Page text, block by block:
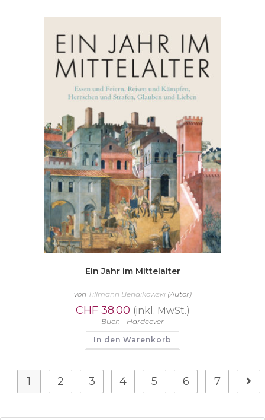
Ein Jahr im Mittelalter
von Tillmann Bendikowski(Autor)
CHF38.00 (inkl. MwSt.)
Buch - Hardcover
In den Warenkorb
1 2 3 4 5 6 7